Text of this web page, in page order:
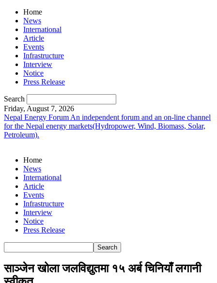
Home
News
International
Article
Events
Infrastructure
Interview
Notice
Press Release
Search
Friday, August 7, 2026
Nepal Energy Forum An independent forum and an on-line channel
for the Nepal energy markets(Hydropower, Wind, Biomass, Solar,
Petroleum).
Home
News
International
Article
Events
Infrastructure
Interview
Notice
Press Release
साञ्जेन खोला जलविद्युतमा १५ अर्ब चिनियाँ लगानी